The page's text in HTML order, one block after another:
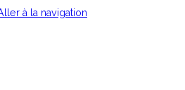
à la navigation